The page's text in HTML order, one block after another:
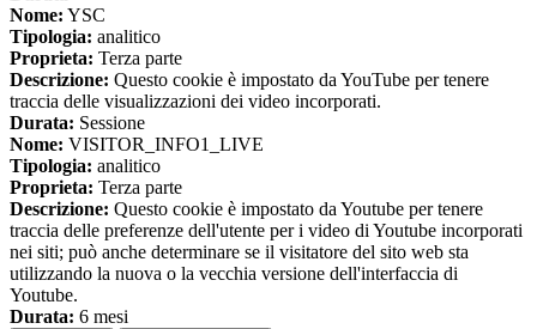
Nome: YSC
Tipologia: analitico
Proprieta: Terza parte
Descrizione: Questo cookie è impostato da YouTube per tenere
traccia delle visualizzazioni dei video incorporati.
Durata: Sessione
Nome: VISITOR_INFO1_LIVE
Tipologia: analitico
Proprieta: Terza parte
Descrizione: Questo cookie è impostato da Youtube per tenere
traccia delle preferenze dell'utente per i video di Youtube incorporati
nei siti; può anche determinare se il visitatore del sito web sta
utilizzando la nuova o la vecchia versione dell'interfaccia di
Youtube.
Durata: 6 mesi